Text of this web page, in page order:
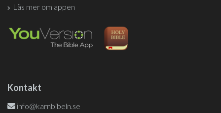
Läs mer om appen
Kontakt
info@karnbibeln.se